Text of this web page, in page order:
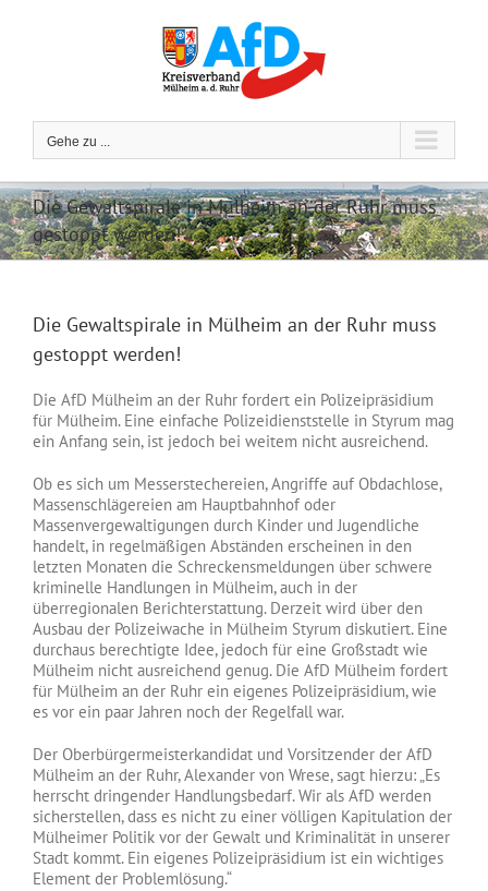
Gehe zu ...
Die Gewaltspirale in Mülheim an der Ruhr muss
gestoppt werden!
Die Gewaltspirale in Mülheim an der Ruhr muss
gestoppt werden!
Die AfD Mülheim an der Ruhr fordert ein Polizeipräsidium
für Mülheim. Eine einfache Polizeidienststelle in Styrum mag
ein Anfang sein, ist jedoch bei weitem nicht ausreichend.
Ob es sich um Messerstechereien, Angriffe auf Obdachlose,
Massenschlägereien am Hauptbahnhof oder
Massenvergewaltigungen durch Kinder und Jugendliche
handelt, in regelmäßigen Abständen erscheinen in den
letzten Monaten die Schreckensmeldungen über schwere
kriminelle Handlungen in Mülheim, auch in der
überregionalen Berichterstattung. Derzeit wird über den
Ausbau der Polizeiwache in Mülheim Styrum diskutiert. Eine
durchaus berechtigte Idee, jedoch für eine Großstadt wie
Mülheim nicht ausreichend genug. Die AfD Mülheim fordert
für Mülheim an der Ruhr ein eigenes Polizeipräsidium, wie
es vor ein paar Jahren noch der Regelfall war.
Der Oberbürgermeisterkandidat und Vorsitzender der AfD
Mülheim an der Ruhr, Alexander von Wrese, sagt hierzu: „Es
herrscht dringender Handlungsbedarf. Wir als AfD werden
sicherstellen, dass es nicht zu einer völligen Kapitulation der
Mülheimer Politik vor der Gewalt und Kriminalität in unserer
Stadt kommt. Ein eigenes Polizeipräsidium ist ein wichtiges
Element der Problemlösung.“